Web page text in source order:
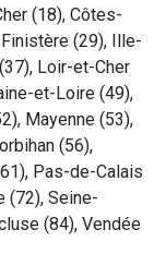
(18), Côtes-
Finistère (29), Ille-
Loir-et-Cher
et-Loire (49),
Mayenne (53),
(56),
Pas-de-Calais
(72), Seine-
(84), Vendée